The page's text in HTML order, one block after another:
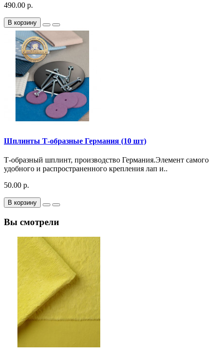
490.00 р.
В корзину
Шплинты Т-образные Германия (10 шт)
Т-образный шплинт, производство Германия.Элемент самого
удобного и распространенного крепления лап и..
50.00 р.
В корзину
Вы смотрели